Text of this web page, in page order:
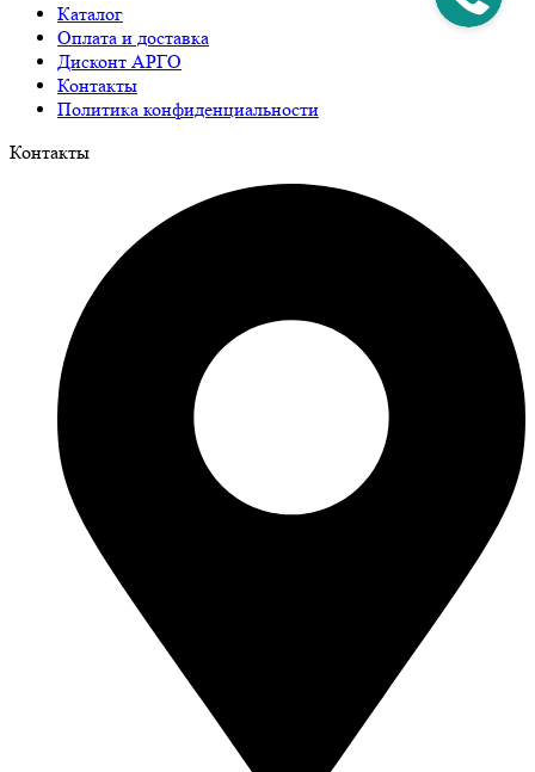
Каталог
Оплата и доставка
Дисконт АРГО
Контакты
Политика конфиденциальности
Контакты